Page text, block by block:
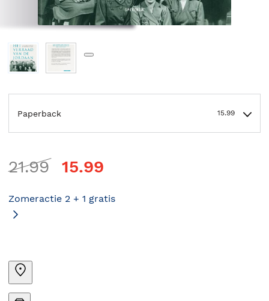
Paperback 15.99
21.99 15.99
Zomeractie 2 + 1 gratis